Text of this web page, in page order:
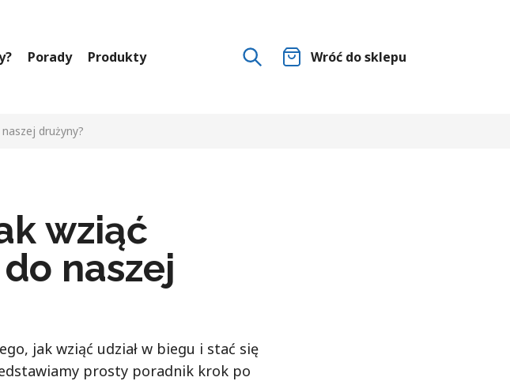
Porady Produkty Wróć do sklepu
drużyny?
wziąć
naszej
jak wziąć udział w biegu i stać się
prosty poradnik krok po